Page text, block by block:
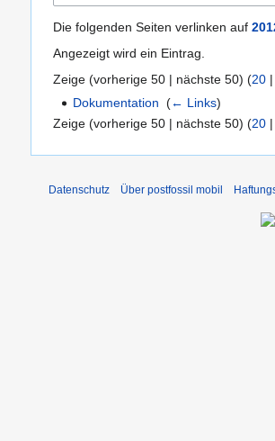
Die folgenden Seiten verlinken auf
Angezeigt wird ein Eintrag.
Zeige (vorherige 50 | nächste 50) (20
Dokumentation ‎(← Links)
Zeige (vorherige 50 | nächste 50) (20
Datenschutz Über postfossil mobil